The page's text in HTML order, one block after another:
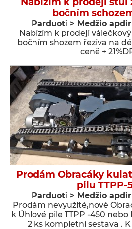
bočním
Parduoti > Medžio
Nabízím k prodeji
bočním shozem řeziva na
ceně +
Prodám Obracáky
pilu TTPP-
Parduoti > Medžio
Prodám nevyužité,nové
k Úhlové pile TTPP -450 nebo
2 ks kompletní sestava . K